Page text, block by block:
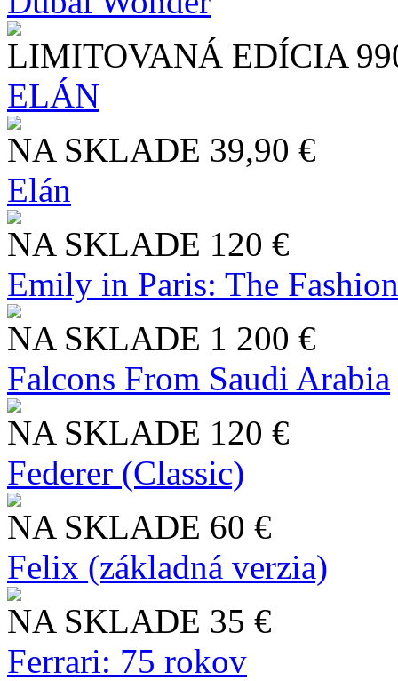
LIMITOVANÁ EDÍCIA
ELÁN
NA SKLADE 39,90 €
Elán
NA SKLADE 120 €
Emily in Paris: The
NA SKLADE 1 200 €
Falcons From Saudi Arabia
NA SKLADE 120 €
Federer (Classic)
NA SKLADE 60 €
Felix (základná verzia)
NA SKLADE 35 €
Ferrari: 75 rokov